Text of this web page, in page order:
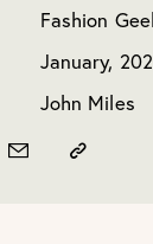
Fashion
January,
John Miles